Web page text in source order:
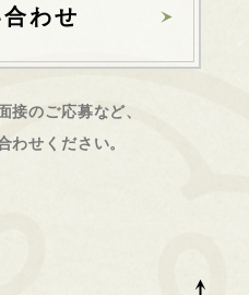
わせ
接のご応募など、
わせください。